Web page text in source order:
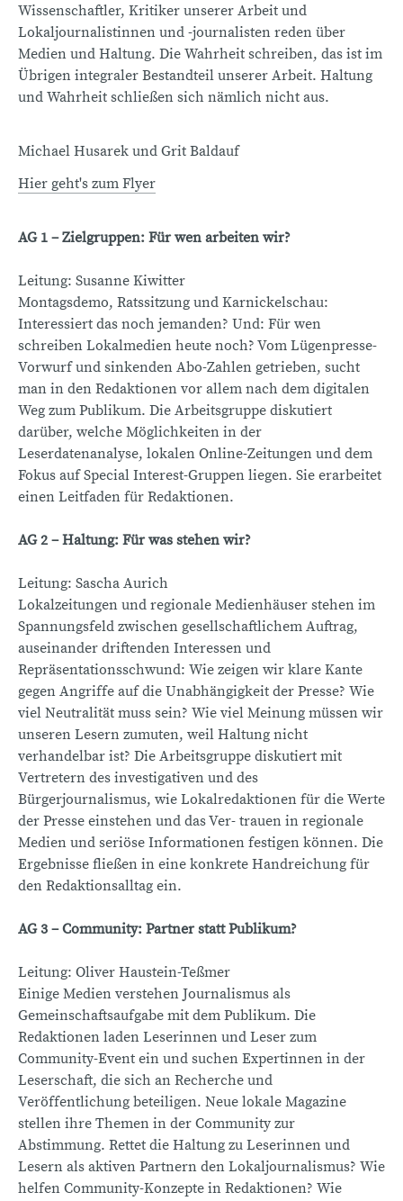
Wissenschaftler, Kritiker unserer Arbeit und
Lokaljournalistinnen und -journalisten reden über
Medien und Haltung. Die Wahrheit schreiben, das ist im
Übrigen integraler Bestandteil unserer Arbeit. Haltung
und Wahrheit schließen sich nämlich nicht aus.
Michael Husarek und Grit Baldauf
Hier geht's zum Flyer
AG 1 – Zielgruppen: Für wen arbeiten wir?
Leitung: Susanne Kiwitter
Montagsdemo, Ratssitzung und Karnickelschau:
Interessiert das noch jemanden? Und: Für wen
schreiben Lokalmedien heute noch? Vom Lügenpresse-
Vorwurf und sinkenden Abo-Zahlen getrieben, sucht
man in den Redaktionen vor allem nach dem digitalen
Weg zum Publikum. Die Arbeitsgruppe diskutiert
darüber, welche Möglichkeiten in der
Leserdatenanalyse, lokalen Online-Zeitungen und dem
Fokus auf Special Interest-Gruppen liegen. Sie erarbeitet
einen Leitfaden für Redaktionen.
AG 2 – Haltung: Für was stehen wir?
Leitung: Sascha Aurich
Lokalzeitungen und regionale Medienhäuser stehen im
Spannungsfeld zwischen gesellschaftlichem Auftrag,
auseinander driftenden Interessen und
Repräsentationsschwund: Wie zeigen wir klare Kante
gegen Angriffe auf die Unabhängigkeit der Presse? Wie
viel Neutralität muss sein? Wie viel Meinung müssen wir
unseren Lesern zumuten, weil Haltung nicht
verhandelbar ist? Die Arbeitsgruppe diskutiert mit
Vertretern des investigativen und des
Bürgerjournalismus, wie Lokalredaktionen für die Werte
der Presse einstehen und das Ver- trauen in regionale
Medien und seriöse Informationen festigen können. Die
Ergebnisse fließen in eine konkrete Handreichung für
den Redaktionsalltag ein.
AG 3 – Community: Partner statt Publikum?
Leitung: Oliver Haustein-Teßmer
Einige Medien verstehen Journalismus als
Gemeinschaftsaufgabe mit dem Publikum. Die
Redaktionen laden Leserinnen und Leser zum
Community-Event ein und suchen Expertinnen in der
Leserschaft, die sich an Recherche und
Veröffentlichung beteiligen. Neue lokale Magazine
stellen ihre Themen in der Community zur
Abstimmung. Rettet die Haltung zu Leserinnen und
Lesern als aktiven Partnern den Lokaljournalismus? Wie
helfen Community-Konzepte in Redaktionen? Wie